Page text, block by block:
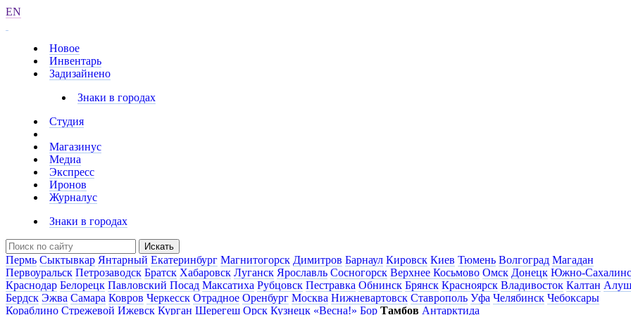
EN
Новое
Инвентарь
Задизайнено
Знаки в городах
Студия
Магазинус
Медиа
Экспресс
Иронов
Журналус
Знаки в городах
Искать
Пермь Сыктывкар Янтарный Екатеринбург Магнитогорск Димитров Барнаул Кировск Киев Тюмень Волгоград Магадан
Первоуральск Петрозаводск Братск Хабаровск Луганск Ярославль Сосногорск Верхнее Косьмово Омск Донецк Южно-
Краснодар Белорецк Павловский Посад Максатиха Рубцовск Пестравка Обнинск Брянск Красноярск Владивосток Калтан
Бердск Эжва Самара Ковров Черкесск Отрадное Оренбург Москва Нижневартовск Ставрополь Уфа Челябинск Чебоксары
Кораблино Стрежевой Ижевск Курган Шерегеш Орск Кузнецк «Весна!» Бор Тамбов Антарктида